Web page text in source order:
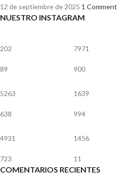
12 de septiembre de 2025 1 Comment
NUESTRO INSTAGRAM
202
89
7971
900
5263
638
1639
994
4931
723
1456
11
COMENTARIOS RECIENTES